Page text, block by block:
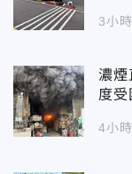
3小
濃
度受
4小